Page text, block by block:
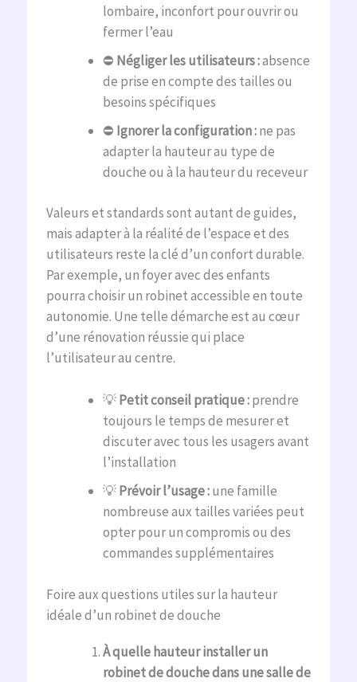
lombaire, inconfort pour ouvrir ou
fermer l’eau
⛔ Négliger les utilisateurs :absence
de prise en compte des tailles ou
besoins spécifiques
⛔ Ignorer la configuration :ne pas
adapter la hauteur au type de
douche ou à la hauteur du receveur
Valeurs et standards sont autant de guides,
mais adapter à la réalité de l’espace et des
utilisateurs reste la clé d’un confort durable.
Par exemple, un foyer avec des enfants
pourra choisir un robinet accessible en toute
autonomie. Une telle démarche est au cœur
d’une rénovation réussie qui place
l’utilisateur au centre.
💡Petit conseil pratique :prendre
toujours le temps de mesurer et
discuter avec tous les usagers avant
l’installation
💡Prévoir l’usage :une famille
nombreuse aux tailles variées peut
opter pour un compromis ou des
commandes supplémentaires
Foire aux questions utiles sur la hauteur
idéale d’un robinet de douche
À quelle hauteur installer un
robinet de douche dans une salle de